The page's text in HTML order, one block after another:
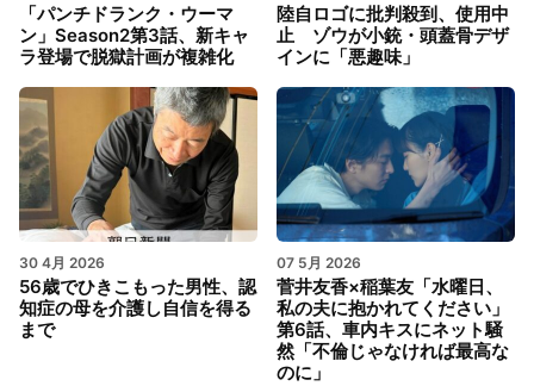
「パンチドランク・ウーマ
ン」Season2第3話、新キャ
ラ登場で脱獄計画が複雑化
陸自ロゴに批判殺到、使用中
止 ゾウが小銃・頭蓋骨デザ
インに「悪趣味」
30 4月 2026
56歳でひきこもった男性、認
知症の母を介護し自信を得る
まで
07 5月 2026
菅井友香×稲葉友「水曜日、
私の夫に抱かれてください」
第6話、車内キスにネット騒
然「不倫じゃなければ最高な
のに」